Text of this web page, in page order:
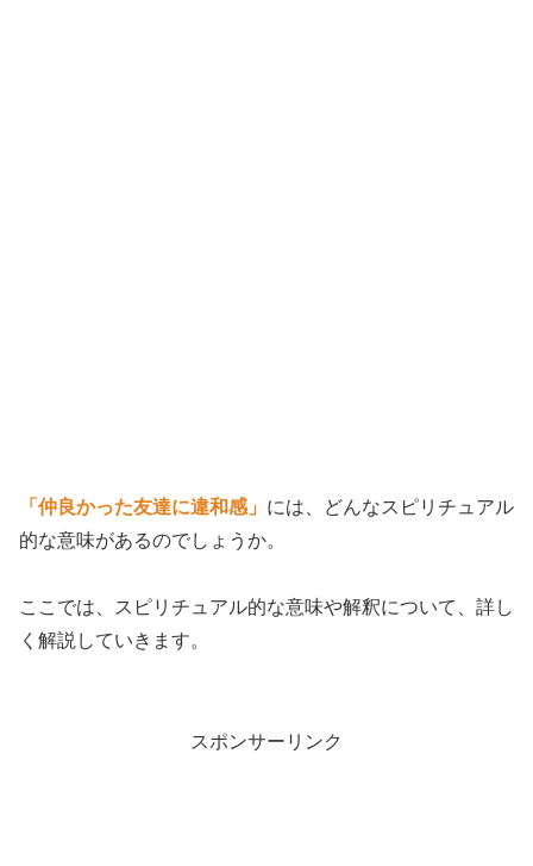
「仲良かった友達に違和感」 には、どんなスピリチュアル
的な意味があるのでしょうか。
ここでは、スピリチュアル的な意味や解釈について、詳し
く解説していきます。
スポンサーリンク